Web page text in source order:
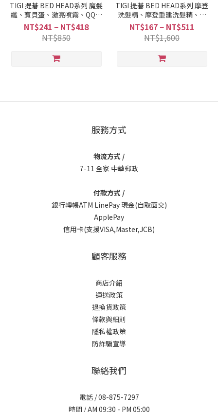
TIGI 提碁 BED HEAD系列 魔髮
纖、寶貝蛋、激亮噴霧、QQ泡
泡、質感塑型、精純凝露、活
力再生、有夠捲、太空噴霧
NT$241 ~ NT$418
NT$850
TIGI 提碁 BED HEAD系列 摩登
洗髮精、摩登重建洗髮精、摩
登重建修護素、摩登修護素
250ml/750ml附押頭
NT$167 ~ NT$511
NT$1,600
服務方式
物流方式 /
7-11 全家 中華郵政
付款方式 /
銀行轉帳ATM LinePay 現金(自取面交)
ApplePay
信用卡(支援VISA,Master,JCB)
顧客服務
商店介紹
運送政策
退換貨政策
條款與細則
隱私權政策
防詐騙宣導
聯絡我們
電話 / 08-875-7297
時間 / AM 09:30 - PM 05:00